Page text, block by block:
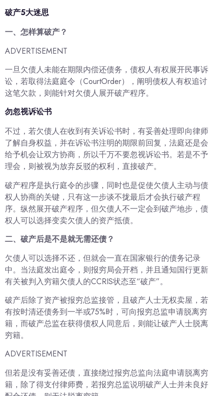
破产5大迷思
一、怎样算破产？
ADVERTISEMENT
一旦欠债人未能在期限内偿还债务，债权人有权展开民事诉
讼，若取得法庭庭令（CourtOrder），阐明债权人有权追讨
这笔欠款，则能针对欠债人展开破产程序。
勿忽视诉讼书
不过，若欠债人在收到有关诉讼书时，有妥善处理即向律师
了解自身权益，并在诉讼书注明的期限前回复，法庭还是会
给予机会让双方协商，所以千万不要忽视诉讼书。若是不予
理会，则被视为放弃反驳的权利，直接破产。
破产程序是执行庭令的步骤，同时也是促使欠债人主动与债
权人协商的关键，只有这一步谈不拢最后才会执行破产程
序。纵然展开破产程序，但欠债人不一定会到破产地步，债
权人可以选择变卖欠债人的资产抵债。
二、破产后是不是就无需还债？
欠债人可以选择不还，但就会一直在国家银行的债务记录
中。当法庭发出庭令，则报穷局会开档，并且通知国行更新
有关被判入穷籍欠债人的CCRIS状态至“破产”。
破产后除了资产被报穷总监接管，且破产人士无权卖屋，若
有按时清还债务到一半或75%时，可向报穷总监申请脱离穷
籍，而破产总监在获得债权人同意后，则能让破产人士脱离
穷籍。
ADVERTISEMENT
但若是没有妥善还债，直接绕过报穷总监向法庭申请脱离穷
籍，除了得支付律师费，若报穷总监说明破产人士并未良好